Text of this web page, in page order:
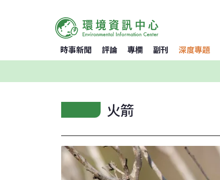
時事新聞 評論 專欄 副刊 深度專題
火箭